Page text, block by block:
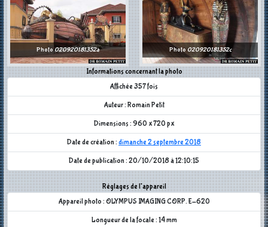
Photo020920181352a
Informations concernant la photo
Affichée 357 fois
Auteur : Romain Petit
Dimensions : 960 x 720 px
Date de création : dimanche 2 septembre 2018
Date de publication : 20/10/2018 à 12:10:15
Réglages de l'appareil
Appareil photo : OLYMPUS IMAGING CORP. E-620
Longueur de la focale : 14 mm
Photo 020920181352c